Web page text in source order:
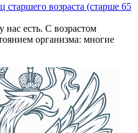
возраста (старше 65
есть. С возрастом
организма: многие